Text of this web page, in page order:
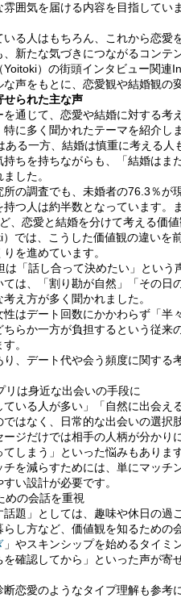
囲気を届ける内容を目指していま
いる人はもちろん、これから恋
新たな気づきにつながるコンテ
Yoitoki）の街頭インタビュー関
声をもとに、恋愛観や結婚観の
せられた主な声
通じて、恋愛や結婚に対する考
に多く聞かれたテーマを紹介しま
ある一方、結婚は慎重に考える人
ちを持ちながらも、「結婚はま
した。
所の調査でも、未婚者の76.3％
つ人は約半数となっています
、恋愛と結婚を分けて考える価値
）では、こうした価値観の違い
を進めています。
は「話し合って決めたい」という
は、「割り勘が自然」「その日
え方が多く聞かれました。
性はデート回数にかかわらず「
らか一方が負担するという従来
。
、デート代や会う頻度に関する
リは身近な出会いの手段に
ている人が多い」「自然に出会
はなく、日常的な出会いの選択
ージだけでは相手の人柄が分か
しまう」といった悩みもあります
を減らすためには、単にマッチ
い設計が必要です。
めの会話を重視
話題」としては、趣味や休日の
し方など、価値観を知るための
」やスキンシップを始めるタイミ
を確認してから」といった声が
断恋愛のようなタイプ理解も参考